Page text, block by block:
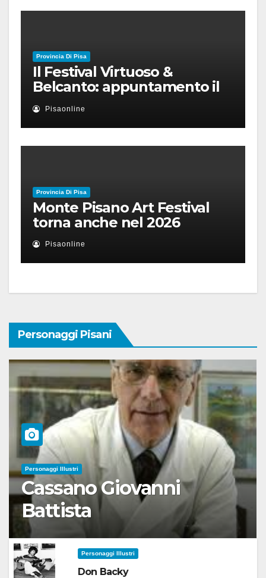
Provincia Di Pisa
Il Festival Virtuoso &
Belcanto: appuntamento il
28 luglio a Palazzo Blu con
Ruben Micieli
Pisaonline
Provincia Di Pisa
Monte Pisano Art Festival
torna anche nel 2026
Pisaonline
Personaggi Pisani
Personaggi Illustri
Cassano Giovanni
Battista
Personaggi Illustri
Don Backy